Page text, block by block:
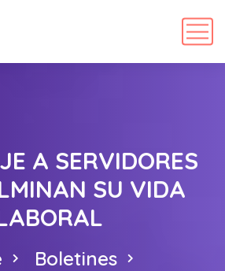
de herramientas
A SERVIDORES
SU VIDA
Boletines